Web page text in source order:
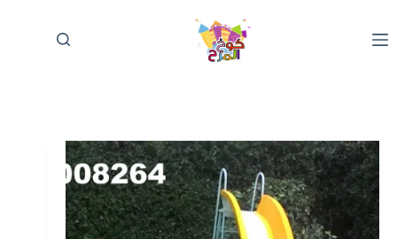
المحتوى